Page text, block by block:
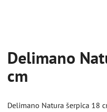
Delimano
cm
Delimano Natura šerpica 18